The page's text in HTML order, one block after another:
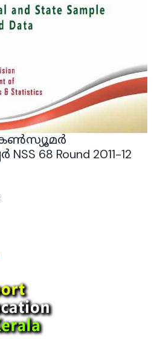
68 Round 2011-12